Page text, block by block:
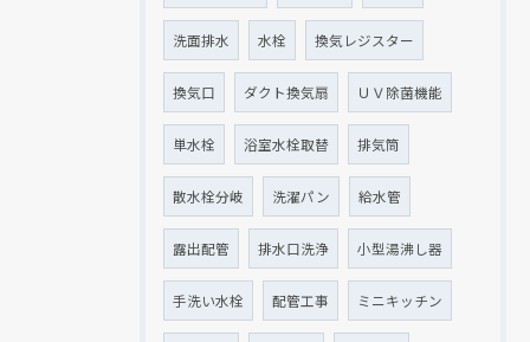
洗面排水 水栓 換気レジスター
換気口 ダクト換気扇 ＵＶ除菌機能
単水栓 浴室水栓取替 排気筒
散水栓分岐 洗濯パン 給水管
露出配管 排水口洗浄 小型湯沸し器
手洗い水栓 配管工事 ミニキッチン